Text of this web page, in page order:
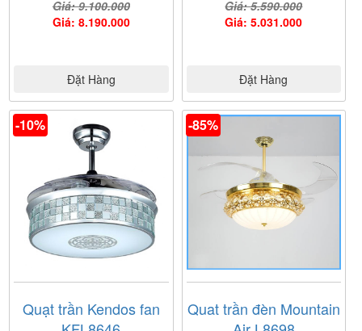
Giá: 9.100.000
Giá: 8.190.000
Đặt Hàng
Giá: 5.590.000
Giá: 5.031.000
Đặt Hàng
-10%
Quạt trần Kendos fan
-85%
Quat trần đèn Mountain